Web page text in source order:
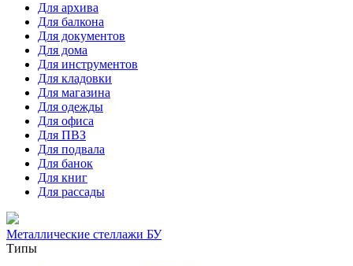
Для архива
Для балкона
Для документов
Для дома
Для инструментов
Для кладовки
Для магазина
Для одежды
Для офиса
Для ПВЗ
Для подвала
Для банок
Для книг
Для рассады
Металлические стеллажи БУ
Типы